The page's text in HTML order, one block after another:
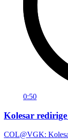
0:50
Kolesar
COL@VGK: